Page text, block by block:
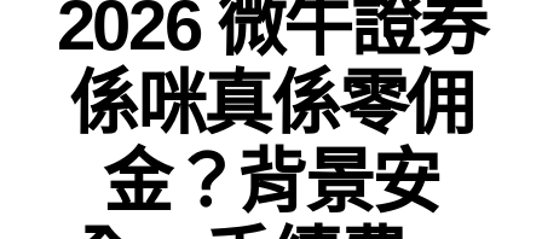
2026 微牛證券
係咪真係零佣
金？背景安